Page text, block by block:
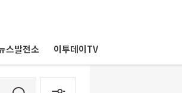
스발전소 이투데이TV